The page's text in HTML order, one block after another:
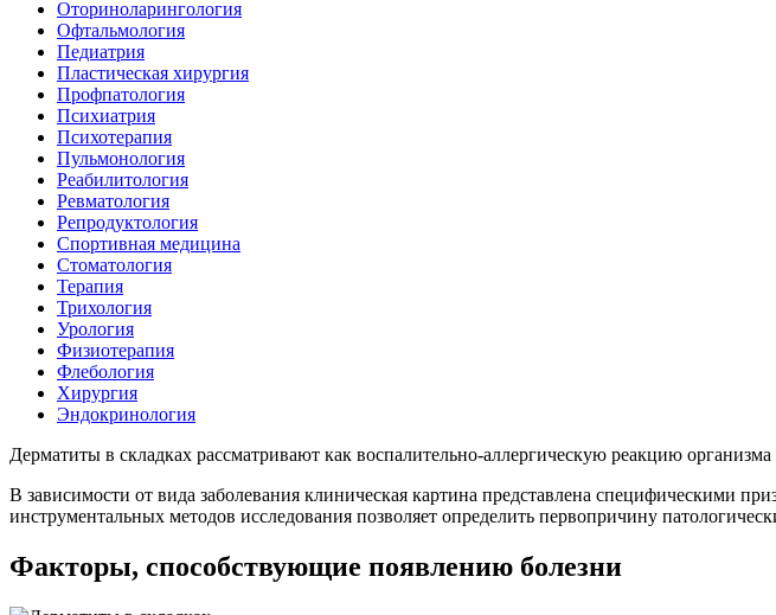
Оториноларингология
Офтальмология
Педиатрия
Пластическая хирургия
Профпатология
Психиатрия
Психотерапия
Пульмонология
Реабилитология
Ревматология
Репродуктология
Спортивная медицина
Стоматология
Терапия
Трихология
Урология
Физиотерапия
Флебология
Хирургия
Эндокринология
Дерматиты в складках рассматривают как воспалительно-аллергическую реакцию
В зависимости от вида заболевания клиническая картина представлена специфическими
инструментальных методов исследования позволяет определить первопричину
Факторы, способствующие появлению болезни